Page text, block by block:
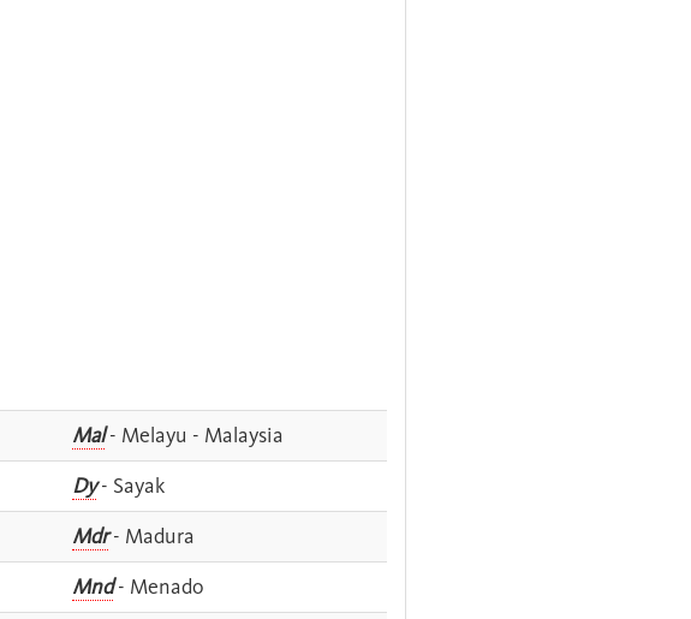
Mal- Melayu - Malaysia
Dy- Sayak
Mdr- Madura
Mnd- Menado